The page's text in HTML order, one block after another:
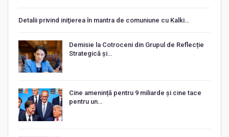
Detalii privind iniţierea în mantra de comuniune cu Kalki…
Demisie la Cotroceni din Grupul de Reflecție
Strategică și…
Cine amenință pentru 9 miliarde și cine tace
pentru un…